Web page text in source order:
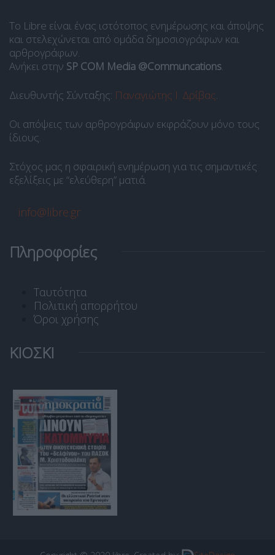
Το Libre είναι ένας ιστότοπος ενημέρωσης και άποψης
και στελεχώνεται από ομάδα δημοσιογράφων και
αρθρογράφων.
Ανήκει στην SP COM Media @Communcations.
Διευθυντής Σύνταξης: Παναγιώτης Ι. Δρίβας.
Οι απόψεις των αρθρογράφων εκφράζουν μόνο τους
ίδιους.
Στόχος μας η σφαιρική ενημέρωση για τις σημαντικές
εξελίξεις με “ελεύθερη” ματιά.
info@libre.gr
Πληροφορίες
Ταυτότητα
Πολιτική απορρήτου
Όροι χρήσης
ΚΙΟΣΚΙ